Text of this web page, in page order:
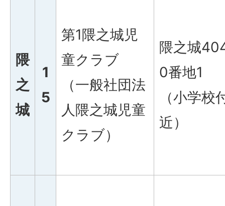
隈
之
城
1
5
第1隈之城児
童クラブ
（一般社団法
人隈之城児童
クラブ）
隈之城
0番地1
（小学校
近）